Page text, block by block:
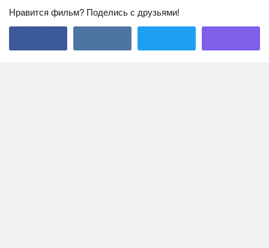
Нравится фильм? Поделись с друзьями!